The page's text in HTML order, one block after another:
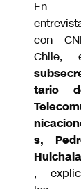
En
con
Chile,
tario
s,
,